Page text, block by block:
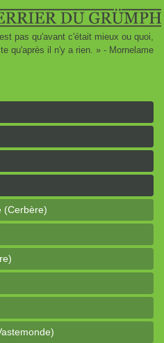
pas qu'avant c'était mieux ou quoi,
qu'après il n'y a rien. » - Mornelame
(Cerbère)